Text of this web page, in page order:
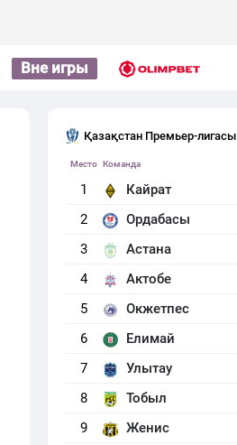
Вне игры
Қазақстан Премьер-лигасы
Место Команда
1 Кайрат
2
Ордабасы
3
Астана
4
Актобе
5
Окжетпес
6
Елимай
7
Улытау
8
Тобыл
9
Женис